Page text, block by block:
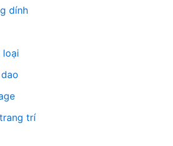
dính
loại
trí